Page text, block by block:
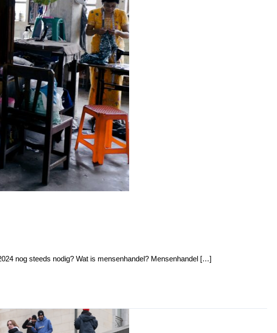
nog steeds nodig? Wat is mensenhandel? Mensenhandel […]